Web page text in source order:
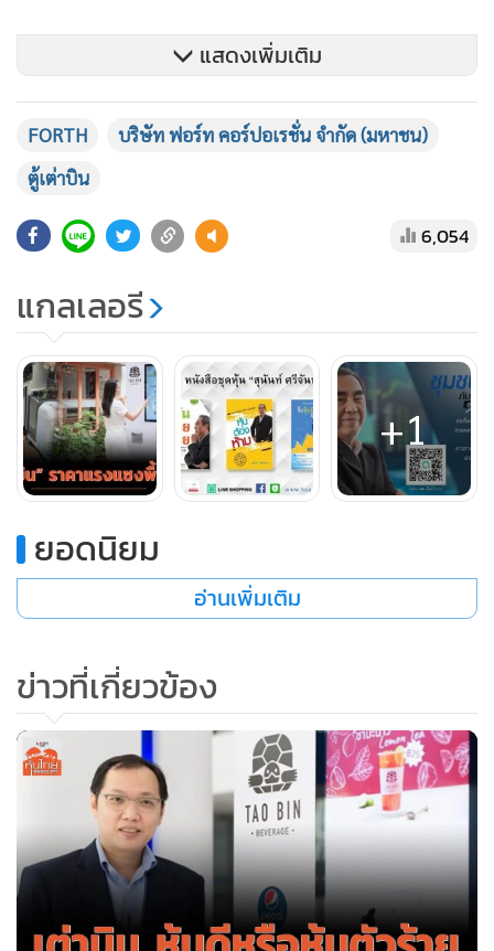
ย้อนไปสิ้นปี 2563 FORTH เคยเป็นหุ้นที่มีปัจจัยพื้นฐานรองรับ
แข็งแกร่ง ราคายืนอยู่ที่ 6.10 บาท โดยมีค่าพี/อี เรโช 17 เท่า
อัตราเงินปันผลตอบแทน 6.93%
แต่หลังจากนั้นราคาพุ่งทะยาน สิ้นปี 2564 ราคาปิดที่ 21.20
ผลประกอบการ FORTH เติบโตหลายปีติดต่อ ปี 2562 มีกำไร
สุทธิ 331.36 ล้านบาท ปี 2563 กำไรสุทธิ 438.84 ล้านบาท ปี
หดตัวเล็กน้อย โดยมีกำไรสุทธิ 383.69 ล้านบาท ลดลงเมื่อเทียบ
กับระยะเดียวกันปีก่อนที่มีกำไรสุทธิ 386.22 ล้านบาท
ผลประกอบการงวด 6 เดือนแรกปีนี้ประกาศเมื่อวันที่ 15
สิงหาคม แต่ราคาหุ้น FORTH ถูกกระทบเพียงวันที่ 16 สิงหาคม
เท่านั้น โดยราคาปิดที่ 46.50 บาท ลดลง 2 บาท ก่อนที่จะปรับตัว
ขึ้นต่อเนื่อง เพราะนักลงทุนถูกทำให้เกิดความคาดหวังผล
ประกอบการที่จะเติบโตในอนาคต
แสดงเพิ่มเติม
FORTH
บริษัท ฟอร์ท คอร์ปอเรชั่น จำกัด (มหาชน)
ตู้เต่าบิน
6,054
แกลเลอรี
+1
ยอดนิยม
อ่านเพิ่มเติม
ข่าวที่เกี่ยวข้อง